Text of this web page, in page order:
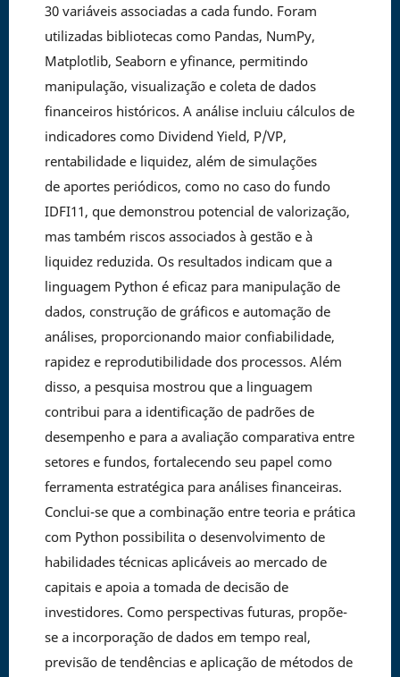
30 variáveis associadas a cada fundo. Foram
utilizadas bibliotecas como Pandas, NumPy,
Matplotlib, Seaborn e yfinance, permitindo
manipulação, visualização e coleta de dados
financeiros históricos. A análise incluiu cálculos de
indicadores como Dividend Yield, P/VP,
rentabilidade e liquidez, além de simulações
de aportes periódicos, como no caso do fundo
IDFI11, que demonstrou potencial de valorização,
mas também riscos associados à gestão e à
liquidez reduzida. Os resultados indicam que a
linguagem Python é eficaz para manipulação de
dados, construção de gráficos e automação de
análises, proporcionando maior confiabilidade,
rapidez e reprodutibilidade dos processos. Além
disso, a pesquisa mostrou que a linguagem
contribui para a identificação de padrões de
desempenho e para a avaliação comparativa entre
setores e fundos, fortalecendo seu papel como
ferramenta estratégica para análises financeiras.
Conclui-se que a combinação entre teoria e prática
com Python possibilita o desenvolvimento de
habilidades técnicas aplicáveis ao mercado de
capitais e apoia a tomada de decisão de
investidores. Como perspectivas futuras, propõe-
se a incorporação de dados em tempo real,
previsão de tendências e aplicação de métodos de